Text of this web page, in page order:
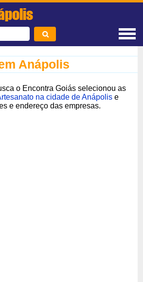
Anápolis
o Encontra Goiás selecionou as
na cidade de Anápolis e
e endereço das empresas.